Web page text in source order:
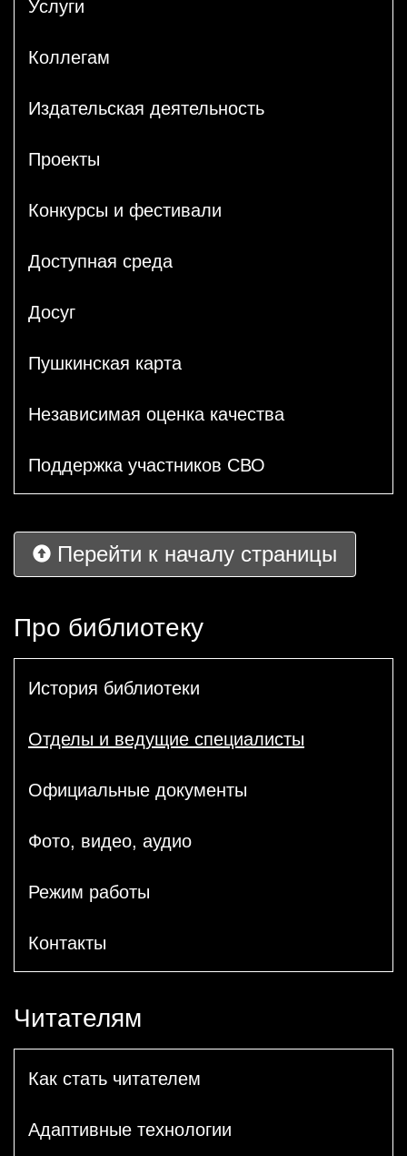
Услуги
Коллегам
Издательская деятельность
Проекты
Конкурсы и фестивали
Доступная среда
Досуг
Пушкинская карта
Независимая оценка качества
Поддержка участников СВО
Перейти к началу страницы
Про библиотеку
История библиотеки
Отделы и ведущие специалисты
Официальные документы
Фото, видео, аудио
Режим работы
Контакты
Читателям
Как стать читателем
Адаптивные технологии